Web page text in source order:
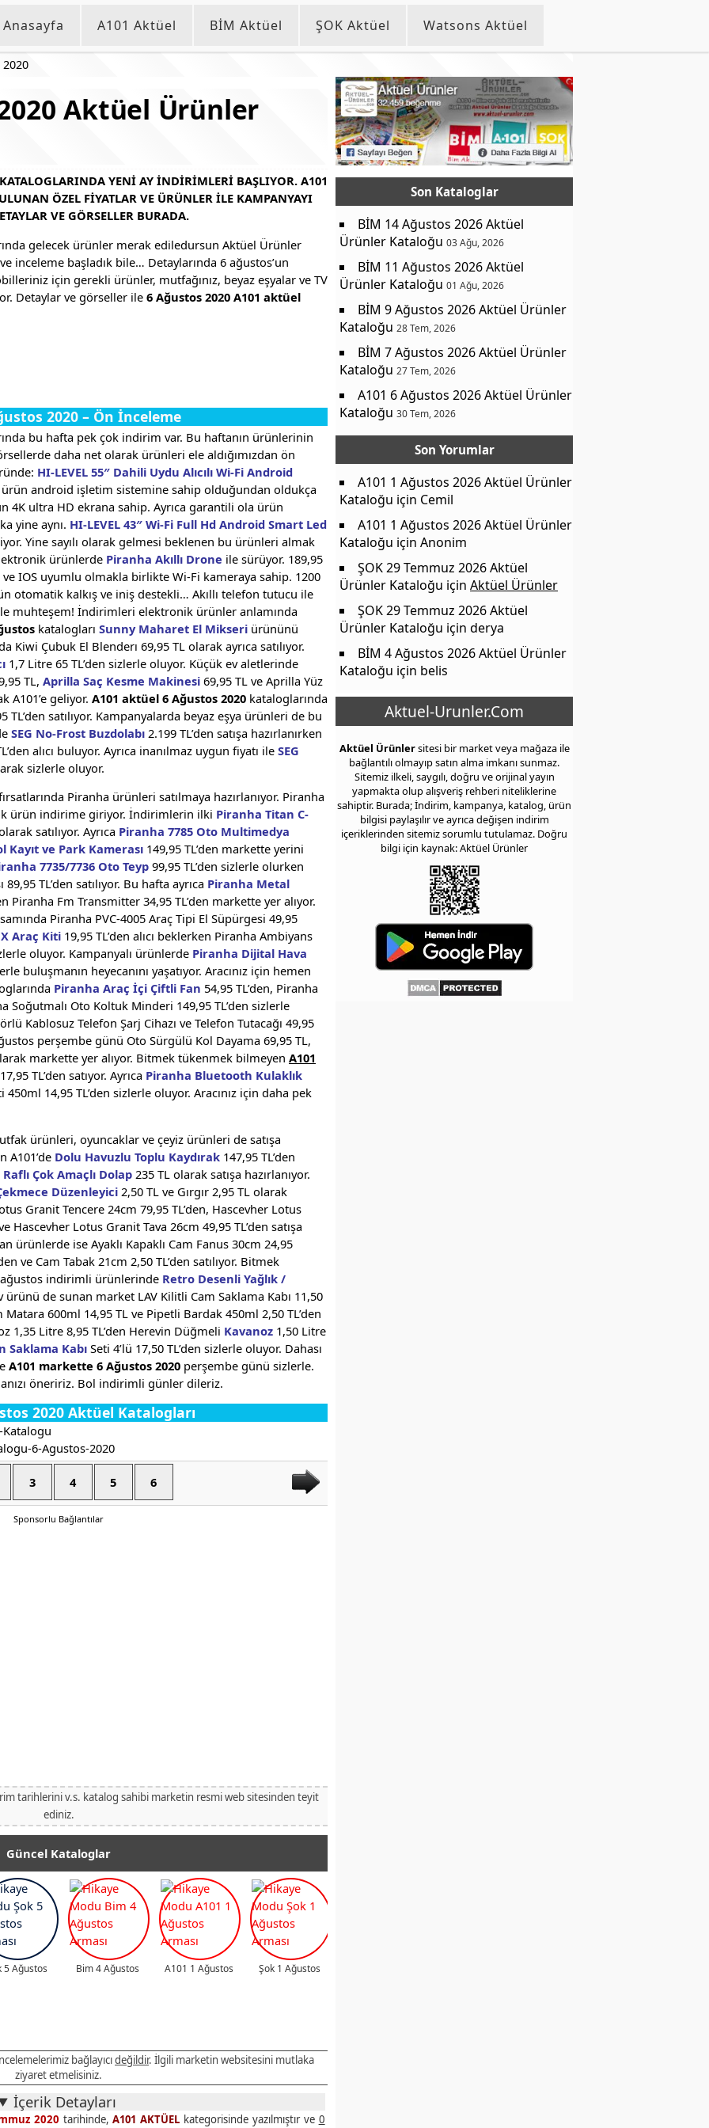
Anasayfa A101 Aktüel BİM Aktüel ŞOK Aktüel Watsons Aktüel
Aktüel Ürünler
YENI AY INDIRIMLERI BAŞLIYOR. A101
ÖZEL FIYATLAR VE ÜRÜNLER ILE KAMPANYAYI
VE GÖRSELLER BURADA.
gelecek ürünler merak ediledursun Aktüel Ürünler
inceleme başladık bile… Detaylarında 6 ağustos’un
için gerekli ürünler, mutfağınız, beyaz eşyalar ve TV
Detaylar ve görseller ile6 Ağustos 2020 A101 aktüel
2020 – Ön İnceleme
bu hafta pek çok indirim var. Bu haftanın ürünlerinin
daha net olarak ürünleri ele aldığımızdan ön
HI-LEVEL 55″ Dahili Uydu Alıcılı Wi-Fi Android
ürün android işletim sistemine sahip olduğundan oldukça
4K ultra HD ekrana sahip. Ayrıca garantili ola ürün
yine aynı. HI-LEVEL 43″ Wi-Fi Full Hd Android Smart Led
Yine sayılı olarak gelmesi beklenen bu ürünleri almak
ürünlerde Piranha Akıllı Drone ile sürüyor. 189,95
IOS uyumlu olmakla birlikte Wi-Fi kameraya sahip. 1200
otomatik kalkış ve iniş destekli… Akıllı telefon tutucu ile
muhteşem! İndirimleri elektronik ürünler anlamında
katalogları Sunny Maharet El Mikseri ürününü
Kiwi Çubuk El Blenderı 69,95 TL olarak ayrıca satılıyor.
1,7 Litre 65 TL’den sizlerle oluyor. Küçük ev aletlerinde
TL, Aprilla Saç Kesme Makinesi 69,95 TL ve Aprilla Yüz
A101’e geliyor. A101 aktüel 6 Ağustos 2020 kataloglarında
TL’den satılıyor. Kampanyalarda beyaz eşya ürünleri de bu
SEG No-Frost Buzdolabı 2.199 TL’den satışa hazırlanırken
alıcı buluyor. Ayrıca inanılmaz uygun fiyatı ile SEG
sizlerle oluyor.
Piranha ürünleri satılmaya hazırlanıyor. Piranha
ürün indirime giriyor. İndirimlerin ilki Piranha Titan C-
satılıyor. Ayrıca Piranha 7785 Oto Multimedya
Kayıt ve Park Kamerası 149,95 TL’den markette yerini
7735/7736 Oto Teyp 99,95 TL’den sizlerle olurken
TL’den satılıyor. Bu hafta ayrıca Piranha Metal
Piranha Fm Transmitter 34,95 TL’den markette yer alıyor.
Piranha PVC-4005 Araç Tipi El Süpürgesi 49,95
Araç Kiti 19,95 TL’den alıcı beklerken Piranha Ambiyans
oluyor. Kampanyalı ürünlerde Piranha Dijital Hava
buluşmanın heyecanını yaşatıyor. Aracınız için hemen
Piranha Araç İçi Çiftli Fan 54,95 TL’den, Piranha
Soğutmalı Oto Koltuk Minderi 149,95 TL’den sizlerle
Kablosuz Telefon Şarj Cihazı ve Telefon Tutacağı 49,95
perşembe günü Oto Sürgülü Kol Dayama 69,95 TL,
markette yer alıyor. Bitmek tükenmek bilmeyen A101
TL’den satıyor. Ayrıca Piranha Bluetooth Kulaklık
14,95 TL’den sizlerle oluyor. Aracınız için daha pek
ürünleri, oyuncaklar ve çeyiz ürünleri de satışa
A101’de Dolu Havuzlu Toplu Kaydırak 147,95 TL’den
Raflı Çok Amaçlı Dolap 235 TL olarak satışa hazırlanıyor.
Düzenleyici2,50 TL ve Gırgır 2,95 TL olarak
Granit Tencere 24cm 79,95 TL’den, Hascevher Lotus
Hascevher Lotus Granit Tava 26cm 49,95 TL’den satışa
ürünlerde ise Ayaklı Kapaklı Cam Fanus 30cm 24,95
ve Cam Tabak 21cm 2,50 TL’den satılıyor. Bitmek
indirimli ürünlerinde Retro Desenli Yağlık /
ürünü de sunan market LAV Kilitli Cam Saklama Kabı 11,50
Matara 600ml 14,95 TL ve Pipetli Bardak 450ml 2,50 TL’den
1,35 Litre 8,95 TL’den Herevin Düğmeli Kavanoz 1,50 Litre
Saklama Kabı Seti 4’lü 17,50 TL’den sizlerle oluyor. Dahası
A101 markette 6 Ağustos 2020 perşembe günü sizlerle.
öneririz. Bol indirimli günler dileriz.
2020 Aktüel Katalogları
3 4 5 6
Sponsorlu Bağlantılar
tarihlerini v.s. katalog sahibi marketin resmi web sitesinden teyit
ediniz.
Güncel Kataloglar
5 Ağustos Bim 4 Ağustos A101 1 Ağustos Şok 1 Ağustos
bağlayıcıdeğildir. İlgili marketin websitesini mutlaka
ziyaret etmelisiniz.
İçerik Detayları
2020 tarihinde,A101 AKTÜEL kategorisinde yazılmıştır ve 0
Son Kataloglar
BİM 14 Ağustos 2026 Aktüel
Ürünler Kataloğu 03 Ağu, 2026
BİM 11 Ağustos 2026 Aktüel
Ürünler Kataloğu 01 Ağu, 2026
BİM 9 Ağustos 2026 Aktüel Ürünler
Kataloğu 28 Tem, 2026
BİM 7 Ağustos 2026 Aktüel Ürünler
Kataloğu 27 Tem, 2026
A101 6 Ağustos 2026 Aktüel Ürünler
Kataloğu 30 Tem, 2026
Son Yorumlar
A101 1 Ağustos 2026 Aktüel Ürünler
Kataloğu için Cemil
A101 1 Ağustos 2026 Aktüel Ürünler
Kataloğu için Anonim
ŞOK 29 Temmuz 2026 Aktüel
Ürünler Kataloğu için Aktüel Ürünler
ŞOK 29 Temmuz 2026 Aktüel
Ürünler Kataloğu için derya
BİM 4 Ağustos 2026 Aktüel Ürünler
Kataloğu için belis
Aktuel-Urunler.Com
Aktüel Ürünlersitesi bir market veya mağaza ile
bağlantılı olmayıp satın alma imkanı sunmaz.
Sitemiz ilkeli, saygılı, doğru ve orijinal yayın
yapmakta olup alışveriş rehberi niteliklerine
sahiptir. Burada; İndirim, kampanya, katalog, ürün
bilgisi paylaşılır ve ayrıca değişen indirim
içeriklerinden sitemiz sorumlu tutulamaz. Doğru
bilgi için kaynak: Aktüel Ürünler